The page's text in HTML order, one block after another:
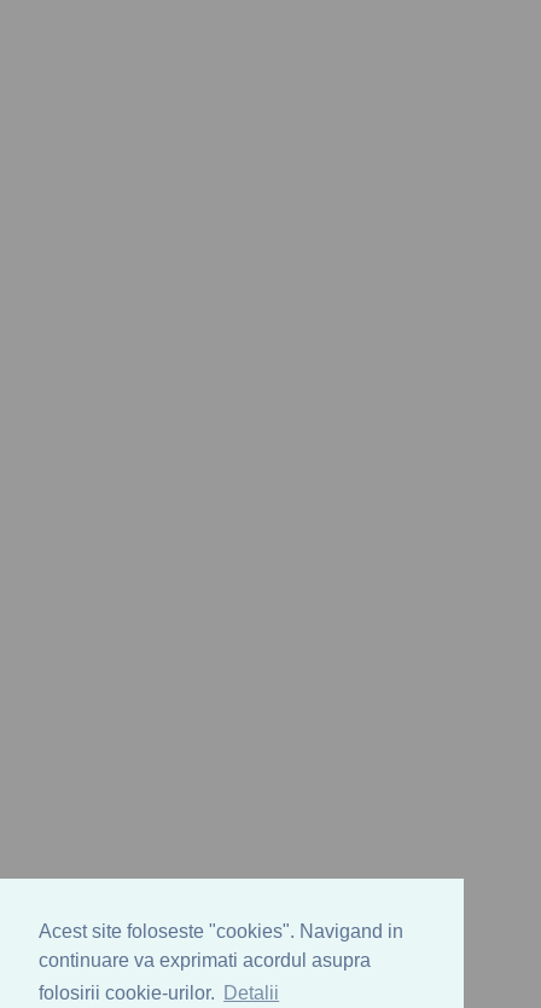
Acest site foloseste "cookies". Navigand in
continuare va exprimati acordul asupra
folosirii cookie-urilor.
Detalii